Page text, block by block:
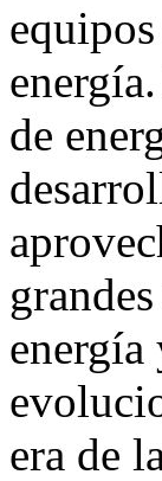
de
energía
era de